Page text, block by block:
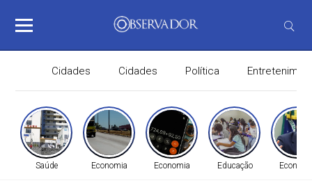
Cidades Cidades Política
Saúde Economia Economia Educação